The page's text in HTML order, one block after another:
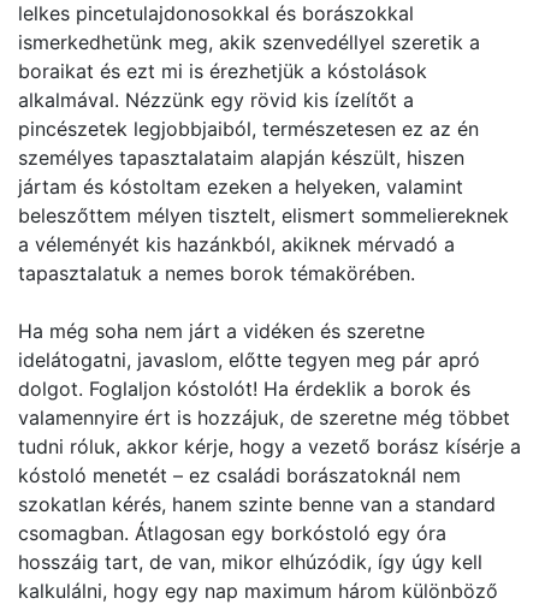
lelkes pincetulajdonosokkal és borászokkal
ismerkedhetünk meg, akik szenvedéllyel szeretik a
boraikat és ezt mi is érezhetjük a kóstolások
alkalmával. Nézzünk egy rövid kis ízelítőt a
pincészetek legjobbjaiból, természetesen ez az én
személyes tapasztalataim alapján készült, hiszen
jártam és kóstoltam ezeken a helyeken, valamint
beleszőttem mélyen tisztelt, elismert sommeliereknek
a véleményét kis hazánkból, akiknek mérvadó a
tapasztalatuk a nemes borok témakörében.
Ha még soha nem járt a vidéken és szeretne
idelátogatni, javaslom, előtte tegyen meg pár apró
dolgot. Foglaljon kóstolót! Ha érdeklik a borok és
valamennyire ért is hozzájuk, de szeretne még többet
tudni róluk, akkor kérje, hogy a vezető borász kísérje a
kóstoló menetét – ez családi borászatoknál nem
szokatlan kérés, hanem szinte benne van a standard
csomagban. Átlagosan egy borkóstoló egy óra
hosszáig tart, de van, mikor elhúzódik, így úgy kell
kalkulálni, hogy egy nap maximum három különböző